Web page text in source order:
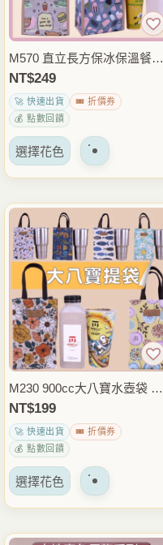
在
產
頁
上
擇
M570 直立長方保冰保溫餐袋
大容量便當袋 水壺袋 可放3個
便當盒 外出野餐上班午餐包
NT$249
🚀 快速出貨
🎟️ 折價券
💰 點數回饋
選擇花色 該
有
種
變
體。
可
在
產
頁
上
擇
M230 900cc大八寶水壺袋 冰
霸杯袋 飲料杯袋 手提水壺提
袋 保溫瓶袋 外出通勤隨身提
袋 雨朵防水包
NT$199
🚀 快速出貨
🎟️ 折價券
💰 點數回饋
選擇花色 該
有